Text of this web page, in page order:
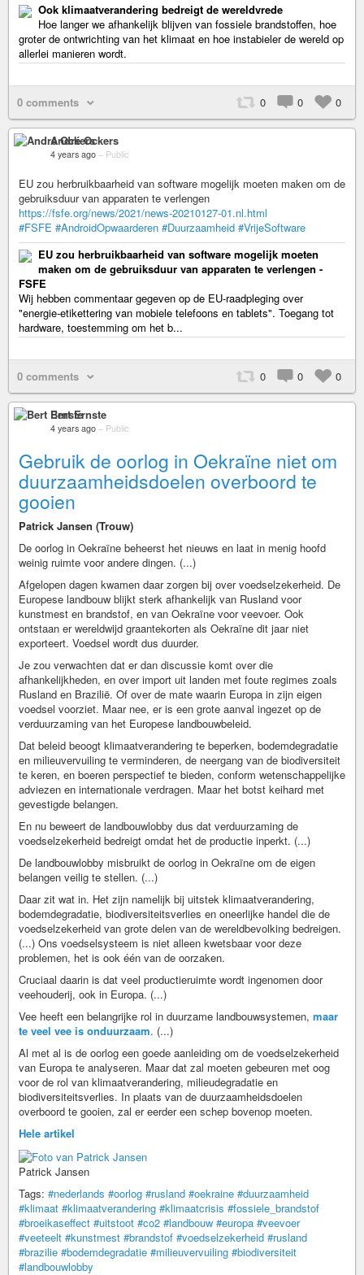
Ook klimaatverandering bedreigt de wereldvrede
Hoe langer we afhankelijk blijven van fossiele brandstoffen, hoe
groter de ontwrichting van het klimaat en hoe instabieler de wereld op
allerlei manieren wordt.
0 comments 0 0 0
André Ockers
4 years ago – Public
EU zou herbruikbaarheid van software mogelijk moeten maken om de
gebruiksduur van apparaten te verlengen
https://fsfe.org/news/2021/news-20210127-01.nl.html
#FSFE #AndroidOpwaarderen #Duurzaamheid #VrijeSoftware
EU zou herbruikbaarheid van software mogelijk moeten
maken om de gebruiksduur van apparaten te verlengen -
FSFE
Wij hebben commentaar gegeven op de EU-raadpleging over
"energie-etikettering van mobiele telefoons en tablets". Toegang tot
hardware, toestemming om het b...
0 comments 0 0 0
Bert Ernste
4 years ago – Public
Gebruik de oorlog in Oekraïne niet om
duurzaamheidsdoelen overboord te
gooien
Patrick Jansen (Trouw)
De oorlog in Oekraïne beheerst het nieuws en laat in menig hoofd
weinig ruimte voor andere dingen. (...)
Afgelopen dagen kwamen daar zorgen bij over voedselzekerheid. De
Europese landbouw blijkt sterk afhankelijk van Rusland voor
kunstmest en brandstof, en van Oekraïne voor veevoer. Ook
ontstaan er wereldwijd graantekorten als Oekraïne dit jaar niet
exporteert. Voedsel wordt dus duurder.
Je zou verwachten dat er dan discussie komt over die
afhankelijkheden, en over import uit landen met foute regimes zoals
Rusland en Brazilië. Of over de mate waarin Europa in zijn eigen
voedsel voorziet. Maar nee, er is een grote aanval ingezet op de
verduurzaming van het Europese landbouwbeleid.
Dat beleid beoogt klimaatverandering te beperken, bodemdegradatie
en milieuvervuiling te verminderen, de neergang van de biodiversiteit
te keren, en boeren perspectief te bieden, conform wetenschappelijke
adviezen en internationale verdragen. Maar het botst keihard met
gevestigde belangen.
En nu beweert de landbouwlobby dus dat verduurzaming de
voedselzekerheid bedreigt omdat het de productie inperkt. (...)
De landbouwlobby misbruikt de oorlog in Oekraïne om de eigen
belangen veilig te stellen. (...)
Daar zit wat in. Het zijn namelijk bij uitstek klimaatverandering,
bodemdegradatie, biodiversiteitsverlies en oneerlijke handel die de
voedselzekerheid van grote delen van de wereldbevolking bedreigen.
(...) Ons voedselsysteem is niet alleen kwetsbaar voor deze
problemen, het is ook één van de oorzaken.
Cruciaal daarin is dat veel productieruimte wordt ingenomen door
veehouderij, ook in Europa. (...)
Vee heeft een belangrijke rol in duurzame landbouwsystemen, maar
te veel vee is onduurzaam. (...)
Al met al is de oorlog een goede aanleiding om de voedselzekerheid
van Europa te analyseren. Maar dat zal moeten gebeuren met oog
voor de rol van klimaatverandering, milieudegradatie en
biodiversiteitsverlies. In plaats van de duurzaamheidsdoelen
overboord te gooien, zal er eerder een schep bovenop moeten.
Hele artikel
Patrick Jansen
Tags: #nederlands #oorlog #rusland #oekraine #duurzaamheid
#klimaat #klimaatverandering #klimaatcrisis #fossiele_brandstof
#broeikaseffect #uitstoot #co2 #landbouw #europa #veevoer
#veeteelt #kunstmest #brandstof #voedselzekerheid #rusland
#brazilie #bodemdegradatie #milieuvervuiling #biodiversiteit
#landbouwlobby